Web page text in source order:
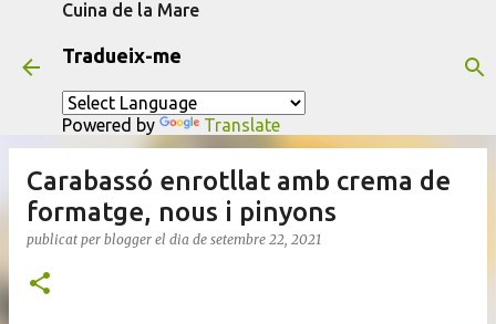
Cuina de la Mare
Tradueix-me
Powered by Translate
Carabassó enrotllat amb crema de
formatge, nous i pinyons
publicat per blogger el dia de setembre 22, 2021